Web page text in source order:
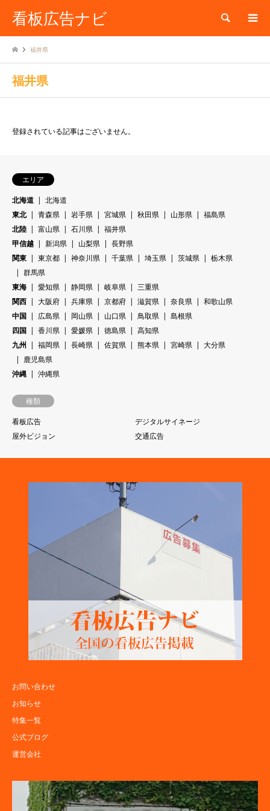
看板広告ナビ 検索
福井県
福井県
登録されている記事はございません。
エリア
北海道
北海道
東北
青森県 岩手県 宮城県 秋田県 山形県
福島県
北陸
富山県 石川県
福井県
甲信越
新潟県 山梨県
長野県
関東
東京都 神奈川県 千葉県 埼玉県 茨城県
栃木県
群馬県
東海
愛知県 静岡県 岐阜県
三重県
関西
大阪府 兵庫県 京都府 滋賀県 奈良県
和歌山県
中国
広島県 岡山県 山口県 鳥取県
島根県
四国
香川県 愛媛県 徳島県
高知県
九州
福岡県 長崎県 佐賀県 熊本県 宮崎県
大分県
鹿児島県
沖縄
沖縄県
種類
看板広告
デジタルサイネージ
屋外ビジョン
交通広告
お問い合わせ
お知らせ
特集一覧
公式ブログ
運営会社